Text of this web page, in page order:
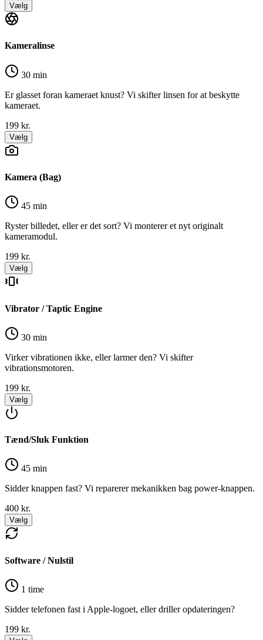
Vælg
Kameralinse
30 min
Er glasset foran kameraet knust? Vi skifter linsen for at beskytte
kameraet.
199 kr.
Vælg
Kamera (Bag)
45 min
Ryster billedet, eller er det sort? Vi monterer et nyt originalt
kameramodul.
199 kr.
Vælg
Vibrator / Taptic Engine
30 min
Virker vibrationen ikke, eller larmer den? Vi skifter
vibrationsmotoren.
199 kr.
Vælg
Tænd/Sluk Funktion
45 min
Sidder knappen fast? Vi reparerer mekanikken bag power-knappen.
400 kr.
Vælg
Software / Nulstil
1 time
Sidder telefonen fast i Apple-logoet, eller driller opdateringen?
199 kr.